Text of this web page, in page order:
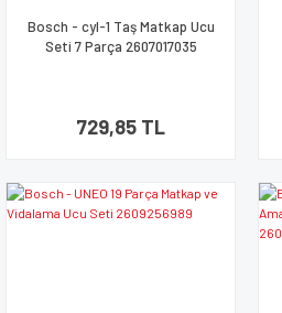
Bosch - cyl-1 Taş Matkap Ucu
Seti 7 Parça 2607017035
729,85 TL